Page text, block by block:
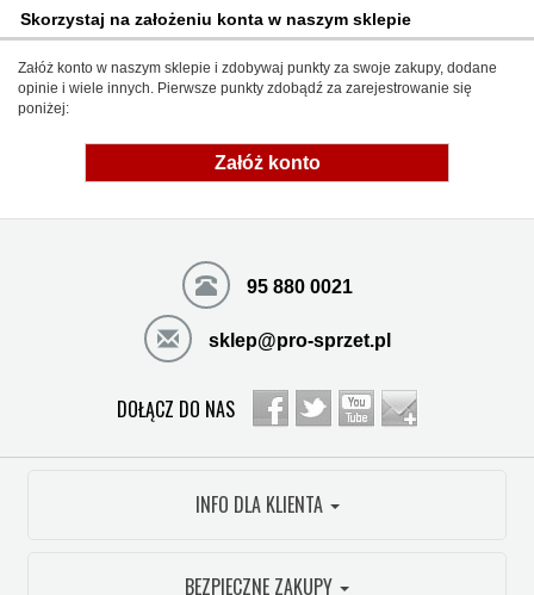
Skorzystaj na założeniu konta w naszym sklepie
Załóż konto w naszym sklepie i zdobywaj punkty za swoje zakupy, dodane
opinie i wiele innych. Pierwsze punkty zdobądź za zarejestrowanie się
poniżej:
Załóż konto
95 880 0021
sklep@pro-sprzet.pl
DOŁĄCZ DO NAS
INFO DLA KLIENTA
BEZPIECZNE ZAKUPY